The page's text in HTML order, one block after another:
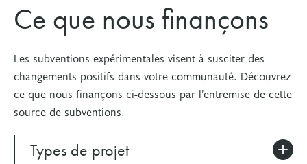
Un groupe communautaire n’étant pas enregistré
en tant qu'organisme de bienfaisance ou organisme
sans but lucratif constitué en société
Le travail d’un groupe communautaire est inspiré
par la communauté. Un groupe communautaire
partagent des identités et des expériences vécues
Ce que nous finançons
Les subventions expérimentales visent à susciter des
changements positifs dans votre communauté. Découvrez
ce que nous finançons ci-dessous par l’entremise de cette
source de subventions.
Types de projet